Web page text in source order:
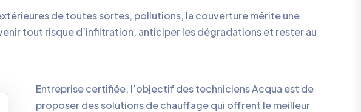
de toutes sortes, pollutions, la couverture mérite une
tout risque d’infiltration, anticiper les dégradations et rester au
Entreprise certifiée, l’objectif des techniciens Acqua est de
proposer des solutions de chauffage qui offrent le meilleur